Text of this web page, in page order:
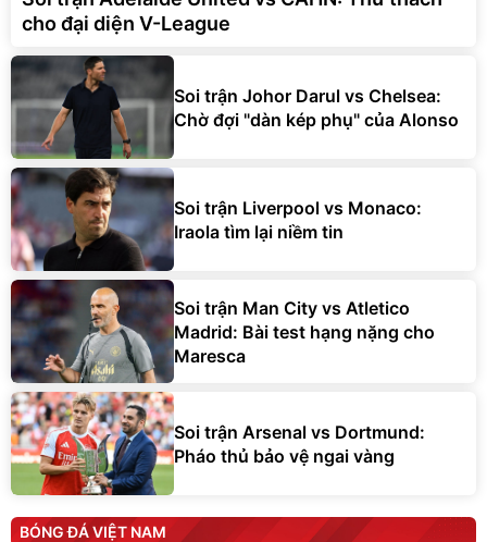
cho đại diện V-League
Soi trận Johor Darul vs Chelsea:
Chờ đợi "dàn kép phụ" của Alonso
Soi trận Liverpool vs Monaco:
Iraola tìm lại niềm tin
Soi trận Man City vs Atletico
Madrid: Bài test hạng nặng cho
Maresca
Soi trận Arsenal vs Dortmund:
Pháo thủ bảo vệ ngai vàng
BÓNG ĐÁ VIỆT NAM